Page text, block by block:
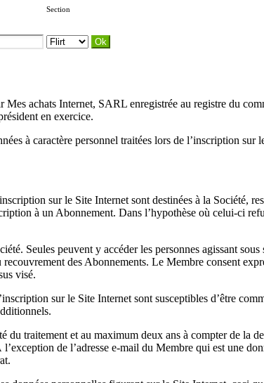
Section
achats Internet, SARL enregistrée au registre du
en exercice.
à caractère personnel traitées lors de l’inscription
sur le Site Internet sont destinées à la Société,
à un Abonnement. Dans l’hypothèse où celui-ci
Seules peuvent y accéder les personnes agissant
des Abonnements. Le Membre consent
visé.
sur le Site Internet sont susceptibles d’être
du traitement et au maximum deux ans à compter de la
de l’adresse e-mail du Membre qui est une